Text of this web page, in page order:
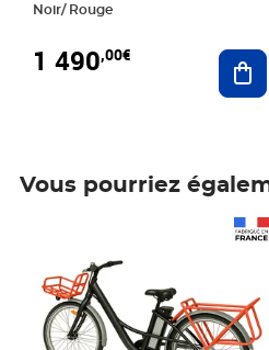
Noir/ Rouge
1 490,00€
Vous pourriez